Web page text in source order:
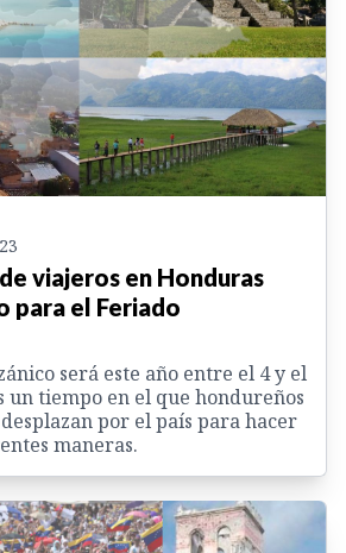
viajeros en Honduras
para el Feriado
será este año entre el 4 y el
un tiempo en el que hondureños
por el país para hacer
maneras.